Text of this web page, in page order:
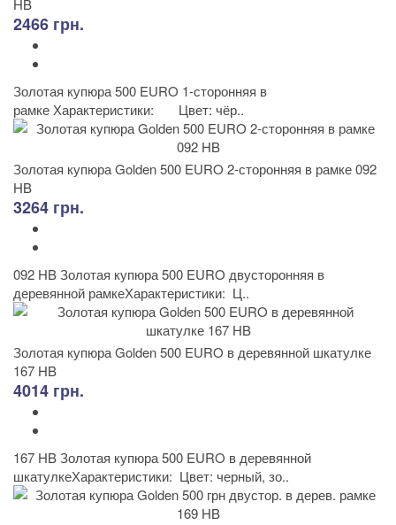
HB
2466 грн.
Золотая купюра 500 EURO 1-сторонняя в
рамке Характеристики: Цвет: чёр..
Золотая купюра Golden 500 EURO 2-сторонняя в рамке 092
HB
3264 грн.
092 HB Золотая купюра 500 EURO двусторонняя в
деревянной рамкеХарактеристики: Ц..
Золотая купюра Golden 500 EURO в деревянной шкатулке
167 HB
4014 грн.
167 HB Золотая купюра 500 EURO в деревянной
шкатулкеХарактеристики: Цвет: черный, зо..